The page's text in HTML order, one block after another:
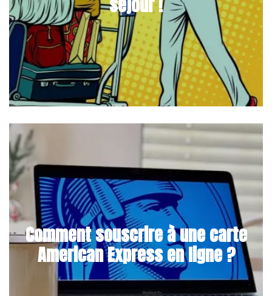
Comment souscrire à une carte
American Express en ligne ?